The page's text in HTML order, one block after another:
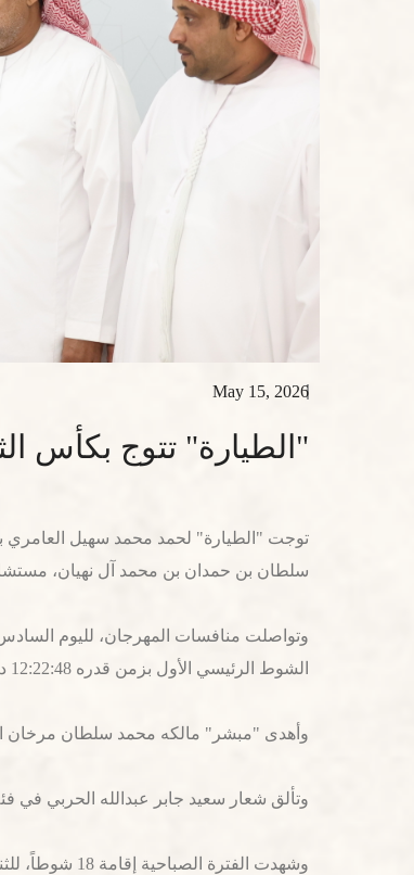
May 15, 2026
"الطيارة" تتوج بكأس
سلطان بن حمدان بن محمد آل نهيان،
الشوط الرئيسي الأول بزمن قدره 12:22:48 دقيقة.
وأهدى "مبشر" مالكه محمد سلطان مرخان الكتبي بندقية الثنايا القعدان في
وتألق شعار سعيد جابر عبدالله الحربي في